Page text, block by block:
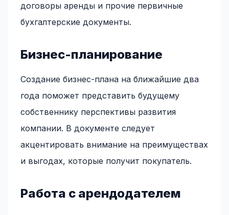
договоры аренды и прочие первичные
бухгалтерские документы.
Бизнес-планирование
Создание бизнес-плана на ближайшие два
года поможет представить будущему
собственнику перспективы развития
компании. В документе следует
акцентировать внимание на преимуществах
и выгодах, которые получит покупатель.
Работа с арендодателем